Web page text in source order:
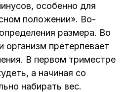
особенно для
положении». Во-
размера. Во
организм претерпевает
В первом триместре
а начиная со
набирать вес.